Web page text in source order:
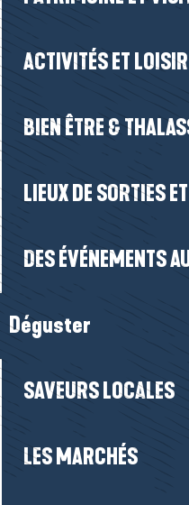
ACTIVITÉS ET
BIEN ÊTRE &
LIEUX DE SORTIES
DES ÉVÉNEMENTS
Déguster
SAVEURS LOCALES
LES MARCHÉS
21 Rue de Châtousseau,
12▒▒